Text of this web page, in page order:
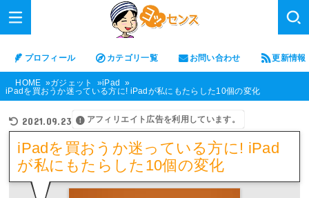
プロフィール カテゴリ一覧 お問い合わせ 更新情報
HOME ガジェット
iPad
iPadを買おうか迷っている方に! iPadが私にもたらした10個の変化
2021.09.23 アフィリエイト広告を利用しています。
iPadを買おうか迷っている方に! iPad
が私にもたらした10個の変化